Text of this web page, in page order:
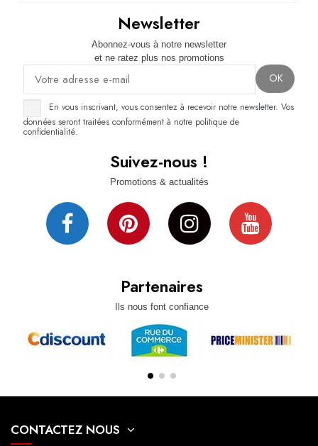
Partenaires
Ils nous font confiance
Suivez-nous !
Promotions & actualités
Newsletter
Abonnez-vous à notre newsletter
et ne ratez plus nos promotions
En vous inscrivant, vous consentez à recevoir notre newsletter. Vos
données seront traitées conformément à notre politique de
confidentialité.
CONTACTEZ NOUS